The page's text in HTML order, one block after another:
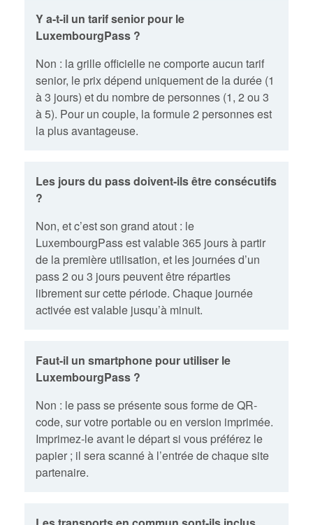
Y a-t-il un tarif senior pour le
LuxembourgPass ?
Non : la grille officielle ne comporte aucun tarif
senior, le prix dépend uniquement de la durée (1
à 3 jours) et du nombre de personnes (1, 2 ou 3
à 5). Pour un couple, la formule 2 personnes est
la plus avantageuse.
Les jours du pass doivent-ils être consécutifs
?
Non, et c’est son grand atout : le
LuxembourgPass est valable 365 jours à partir
de la première utilisation, et les journées d’un
pass 2 ou 3 jours peuvent être réparties
librement sur cette période. Chaque journée
activée est valable jusqu’à minuit.
Faut-il un smartphone pour utiliser le
LuxembourgPass ?
Non : le pass se présente sous forme de QR-
code, sur votre portable ou en version imprimée.
Imprimez-le avant le départ si vous préférez le
papier ; il sera scanné à l’entrée de chaque site
partenaire.